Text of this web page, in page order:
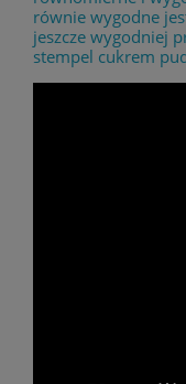
równie wygodne
jeszcze wygodniej
stempel cukrem